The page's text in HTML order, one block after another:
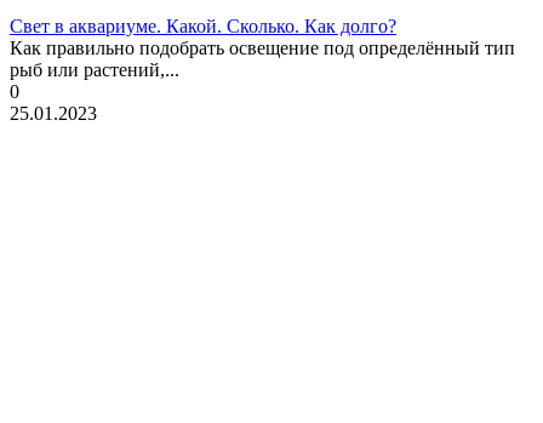
Свет в аквариуме. Какой. Сколько. Как долго?
Как правильно подобрать освещение под определённый тип
рыб или растений,...
0
25.01.2023